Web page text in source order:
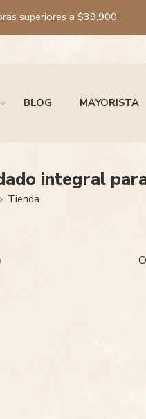
superiores a $39.900
BLOG MAYORISTA
integral
Tienda